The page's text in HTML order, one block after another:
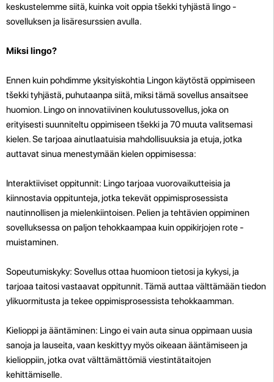
keskustelemme siitä, kuinka voit oppia tšekki tyhjästä lingo -
sovelluksen ja lisäresurssien avulla.
Miksi lingo?
Ennen kuin pohdimme yksityiskohtia Lingon käytöstä oppimiseen
tšekki tyhjästä, puhutaanpa siitä, miksi tämä sovellus ansaitsee
huomion. Lingo on innovatiivinen koulutussovellus, joka on
erityisesti suunniteltu oppimiseen tšekki ja 70 muuta valitsemasi
kielen. Se tarjoaa ainutlaatuisia mahdollisuuksia ja etuja, jotka
auttavat sinua menestymään kielen oppimisessa:
Interaktiiviset oppitunnit: Lingo tarjoaa vuorovaikutteisia ja
kiinnostavia oppitunteja, jotka tekevät oppimisprosessista
nautinnollisen ja mielenkiintoisen. Pelien ja tehtävien oppiminen
sovelluksessa on paljon tehokkaampaa kuin oppikirjojen rote -
muistaminen.
Sopeutumiskyky: Sovellus ottaa huomioon tietosi ja kykysi, ja
tarjoaa taitosi vastaavat oppitunnit. Tämä auttaa välttämään tiedon
ylikuormitusta ja tekee oppimisprosessista tehokkaamman.
Kielioppi ja ääntäminen: Lingo ei vain auta sinua oppimaan uusia
sanoja ja lauseita, vaan keskittyy myös oikeaan ääntämiseen ja
kielioppiin, jotka ovat välttämättömiä viestintätaitojen
kehittämiselle.